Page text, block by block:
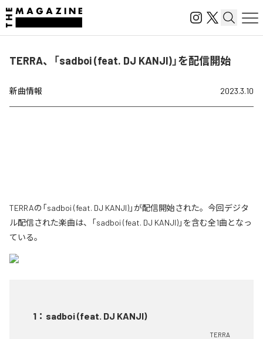
TERRA、「sadboi (feat. DJ KANJI)」を配信開始
新曲情報 2023.3.10
TERRAの「sadboi (feat. DJ KANJI)」が配信開始された。今回デジタ
ル配信された楽曲は、「sadboi (feat. DJ KANJI)」を含む全1曲となっ
ている。
1 ： sadboi (feat. DJ KANJI)
TERRA